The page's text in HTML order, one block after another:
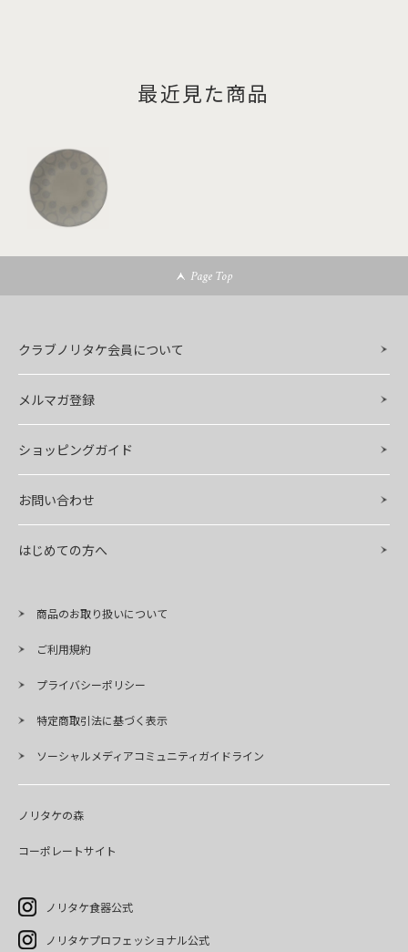
最近見た商品
Page Top
クラブノリタケ会員について
メルマガ登録
ショッピングガイド
お問い合わせ
はじめての方へ
商品のお取り扱いについて
ご利用規約
プライバシーポリシー
特定商取引法に基づく表示
ソーシャルメディアコミュニティガイドライン
ノリタケの森
コーポレートサイト
ノリタケ食器公式
ノリタケプロフェッショナル公式